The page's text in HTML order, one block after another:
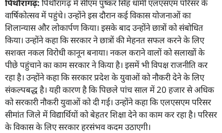
पिथौरागढ़: पिथौरागढ़ में सीएम पुष्कर सिंह धामी एलएसएम परिसर के
वार्षिकोत्सव में पहुंचे। उन्होंने इस दौरान कई विकास योजनाओं का
शिलान्यास और लोकार्पण किया। इसके बाद उन्होंने छात्रों को संबोधित
किया। उन्होंने कहा कि सरकार ने छात्रों की मेहनत सफल करने के लिए
सशक्त नकल विरोधी कानून बनाया। नकल कराने वालों को सलाखों के
पीछे पहुंचाने का काम सरकार ने किया है। इसमें भी विपक्ष राजनीति कर
रहा है। उन्होंने कहा कि सरकार प्रदेश के युवाओं को नौकरी देने के लिए
संकल्पबद्ध है। यही कारण है कि पिछले पांच साल में 20 हजार से अधिक
को सरकारी नौकरी युवाओं को दी गई। उन्होंने कहा कि एलएसएम परिसर
सीमांत जिले में विद्यार्थियों को बेहतर शिक्षा देने का काम कर रहा है। परिसर
के विकास के लिए सरकार हरसंभव कदम उठाएगी।